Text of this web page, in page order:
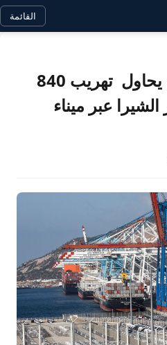
القائمة
عبر ميناء